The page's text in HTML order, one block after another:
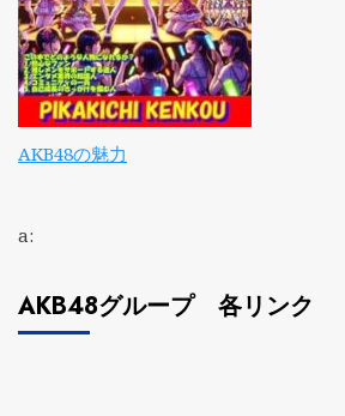
AKB48の魅力
a:
AKB48グループ 各リンク